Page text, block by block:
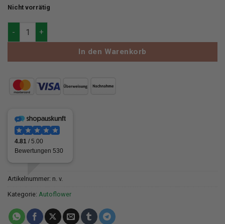
Nicht vorrätig
Blimburn Seeds Pink Runtz Auto Menge
In den Warenkorb
Artikelnummer: n. v.
Kategorie: Autoflower